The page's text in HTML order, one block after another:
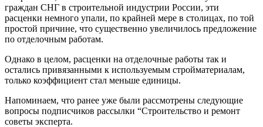
граждан СНГ в строительной индустрии России, эти
расценки немного упали, по крайней мере в столицах, по той
простой причине, что существенно увеличилось предложение
по отделочным работам.
Однако в целом, расценки на отделочные работы так и
остались привязанными к используемым стройматериалам,
только коэффициент стал меньше единицы.
Напоминаем, что ранее уже были рассмотрены следующие
вопросы подписчиков рассылки “Строительство и ремонт
советы эксперта.